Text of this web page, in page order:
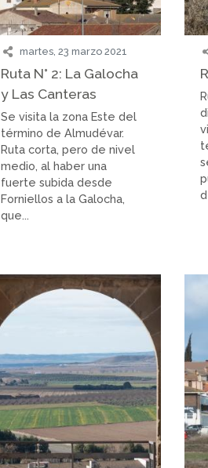
martes, 23 marzo 2021
Ruta N° 2: La Galocha
y Las Canteras
Se visita la zona Este del
término de Almudévar.
Ruta corta, pero de nivel
medio, al haber una
fuerte subida desde
Forniellos a la Galocha,
que...